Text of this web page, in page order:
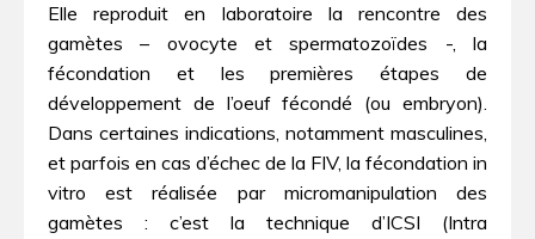
Elle reproduit en laboratoire la rencontre des
gamètes – ovocyte et spermatozoïdes -, la
fécondation et les premières étapes de
développement de l’oeuf fécondé (ou embryon).
Dans certaines indications, notamment masculines,
et parfois en cas d’échec de la FIV, la fécondation in
vitro est réalisée par micromanipulation des
gamètes : c’est la technique d’ICSI (Intra